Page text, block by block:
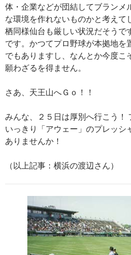
体・企業などが団結してブランメ
な環境を作れないものかと考えて
栖同様仙台も厳しい状況だそうで
です。かつてプロ野球が本拠地を
でもありますし、なんとか今度こ
願わざるを得ません。
さあ、天王山へＧｏ！！
みんな、２５日は厚別へ行こう！
いっきり「アウェー」のプレッシ
ありませんか！
（以上記事：横浜の渡辺さん）